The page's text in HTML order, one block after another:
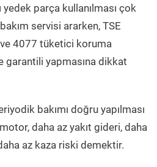
parça kullanılması çok
bakım servisi ararken, TSE
4077 tüketici koruma
garantili yapmasına dikkat
bakımı doğru yapılması
daha az yakıt gideri, daha
az kaza riski demektir.